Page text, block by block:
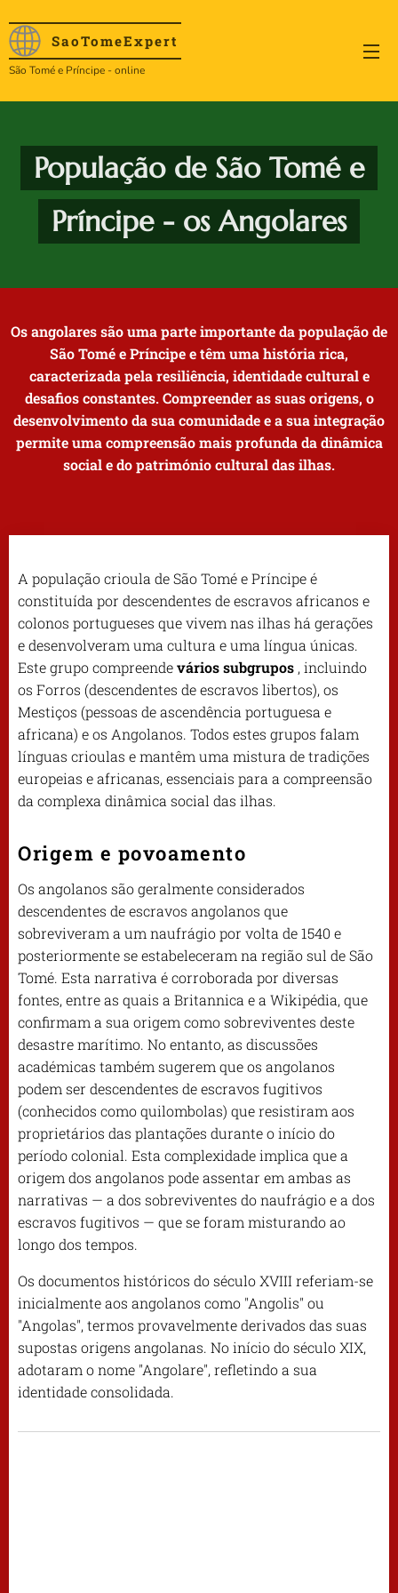
SaoTomeExpert
São Tomé e Príncipe - online
População de São Tomé e
Príncipe - os Angolares
Os angolares são uma parte importante da população de
São Tomé e Príncipe e têm uma história rica,
caracterizada pela resiliência, identidade cultural e
desafios constantes. Compreender as suas origens, o
desenvolvimento da sua comunidade e a sua integração
permite uma compreensão mais profunda da dinâmica
social e do património cultural das ilhas.
A população crioula de São Tomé e Príncipe é
constituída por descendentes de escravos africanos e
colonos portugueses que vivem nas ilhas há gerações
e desenvolveram uma cultura e uma língua únicas.
Este grupo compreendevários subgrupos , incluindo
os Forros (descendentes de escravos libertos), os
Mestiços (pessoas de ascendência portuguesa e
africana) e os Angolanos. Todos estes grupos falam
línguas crioulas e mantêm uma mistura de tradições
europeias e africanas, essenciais para a compreensão
da complexa dinâmica social das ilhas.
Origem e povoamento
Os angolanos são geralmente considerados
descendentes de escravos angolanos que
sobreviveram a um naufrágio por volta de 1540 e
posteriormente se estabeleceram na região sul de São
Tomé. Esta narrativa é corroborada por diversas
fontes, entre as quais a Britannica e a Wikipédia, que
confirmam a sua origem como sobreviventes deste
desastre marítimo. No entanto, as discussões
académicas também sugerem que os angolanos
podem ser descendentes de escravos fugitivos
(conhecidos como quilombolas) que resistiram aos
proprietários das plantações durante o início do
período colonial. Esta complexidade implica que a
origem dos angolanos pode assentar em ambas as
narrativas — a dos sobreviventes do naufrágio e a dos
escravos fugitivos — que se foram misturando ao
longo dos tempos.
Os documentos históricos do século XVIII referiam-se
inicialmente aos angolanos como "Angolis" ou
"Angolas", termos provavelmente derivados das suas
supostas origens angolanas. No início do século XIX,
adotaram o nome "Angolare", refletindo a sua
identidade consolidada.